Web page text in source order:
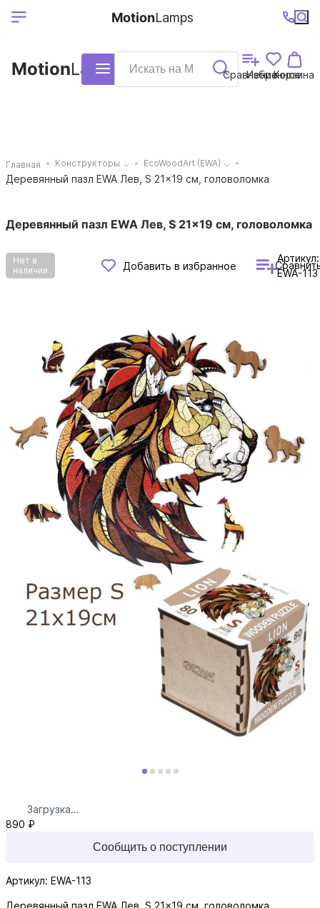
Ваш регион
Выберите ваш
+7 (495)740-
38-68
График
работы
MotionLamps Каталог Сравнение
Избранное
Корзина
MotionLamps
Главная Конструкторы EcoWoodArt (EWA)
Деревянный пазл EWA Лев, S 21x19 см, головоломка
Деревянный пазл EWA Лев, S 21x19 см, головоломка
Нет в
наличии
Добавить в избранное
Артикул:
EWA-113
Загрузка...
890 ₽
Сообщить о поступлении
Артикул: EWA-113